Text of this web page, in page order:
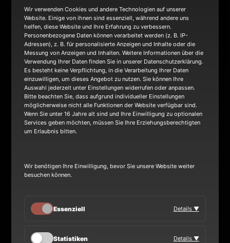
NEWS
TOUR
BAND
Wir verwenden Cookies und andere Technologien auf unserer
Website. Einige von ihnen sind essenziell, während andere uns
helfen, diese Website und Ihre Erfahrung zu verbessern.
Personenbezogene Daten können verarbeitet werden (z. B. IP-
Adressen), z. B. für personalisierte Anzeigen und Inhalte oder die
Messung von Anzeigen und Inhalten. Weitere Informationen über die
Verwendung Ihrer Daten finden Sie in unserer Datenschutzerklärung.
Es besteht keine Verpflichtung, in die Verarbeitung Ihrer Daten
einzuwilligen, um dieses Angebot zu nutzen. Sie können Ihre
Auswahl jederzeit unter Einstellungen widerrufen oder anpassen.
Bitte beachten Sie, dass aufgrund individueller Einstellungen
möglicherweise nicht alle Funktionen der Website verfügbar sind.
Wenn Sie unter 16 Jahre alt sind und Ihre Einwilligung zu optionalen
Services geben möchten, müssen Sie Ihre Erziehungsberechtigten
um Erlaubnis bitten.
Wir benötigen Ihre Einwilligung, bevor Sie unsere Website weiter
besuchen können.
Essenziell Details ▼
Statistiken Details ▼